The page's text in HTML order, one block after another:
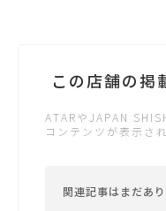
この店舗の掲
ATARやJAPAN
コンテンツが表示さ
関連記事はまだあり